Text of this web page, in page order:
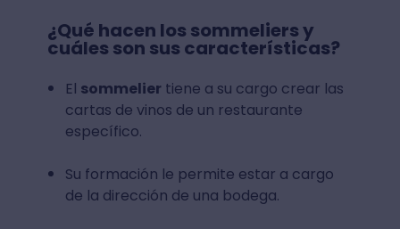
¿Qué hacen los sommeliers y
cuáles son sus características?
El sommelier tiene a su cargo crear las
cartas de vinos de un restaurante
específico.
Su formación le permite estar a cargo
de la dirección de una bodega.